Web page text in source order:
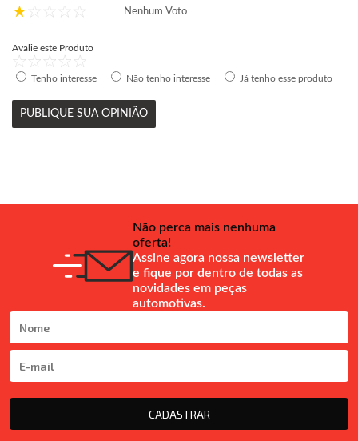
Nenhum Voto
Avalie este Produto
Tenho interesse Não tenho interesse Já tenho esse produto
PUBLIQUE SUA OPINIÃO
Não perca mais nenhuma
oferta!
Assine agora nossa newsletter
e fique por dentro de todas as
novidades em peças
automotivas.
CADASTRAR